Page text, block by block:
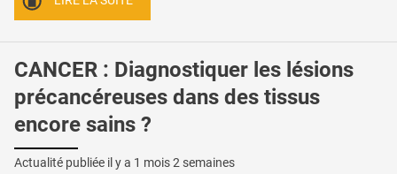
CANCER : Diagnostiquer les lésions
précancéreuses dans des tissus
encore sains ?
Actualité publiée il y a 1 mois 2 semaines